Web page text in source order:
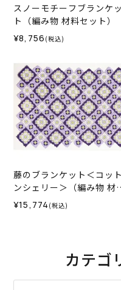
スノーモチーフブランケッ
ト（編み物 材料セット）
¥8,756 (税込)
藤のブランケット＜コット
ンシェリー＞（編み物 材
セット）
¥15,774 (税込)
カテゴ